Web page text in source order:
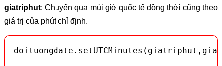
giatriphut: Chuyển qua múi giờ quốc tế đồng thời cũng theo
giá trị của phút chỉ định.